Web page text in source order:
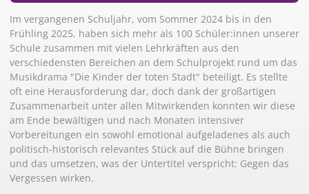
Im vergangenen Schuljahr, vom Sommer 2024 bis in den
Frühling 2025, haben sich mehr als 100 Schüler:innen unserer
Schule zusammen mit vielen Lehrkräften aus den
verschiedensten Bereichen an dem Schulprojekt rund um das
Musikdrama "Die Kinder der toten Stadt" beteiligt. Es stellte
oft eine Herausforderung dar, doch dank der großartigen
Zusammenarbeit unter allen Mitwirkenden konnten wir diese
am Ende bewältigen und nach Monaten intensiver
Vorbereitungen ein sowohl emotional aufgeladenes als auch
politisch-historisch relevantes Stück auf die Bühne bringen
und das umsetzen, was der Untertitel verspricht: Gegen das
Vergessen wirken.